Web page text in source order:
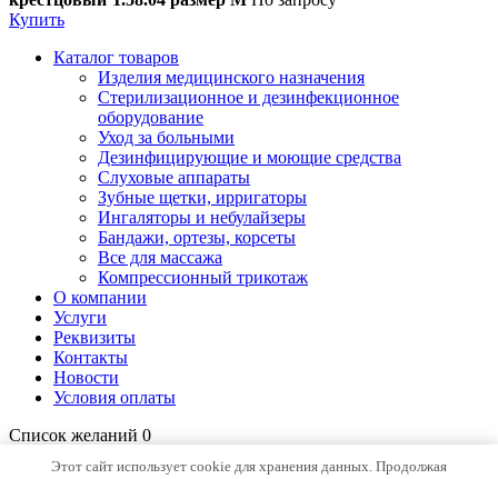
Купить
Каталог товаров
Изделия медицинского назначения
Стерилизационное и дезинфекционное
оборудование
Уход за больными
Дезинфицирующие и моющие средства
Слуховые аппараты
Зубные щетки, ирригаторы
Ингаляторы и небулайзеры
Бандажи, ортезы, корсеты
Все для массажа
Компрессионный трикотаж
О компании
Услуги
Реквизиты
Контакты
Новости
Условия оплаты
Список желаний 0
Этот сайт использует cookie для хранения данных. Продолжая